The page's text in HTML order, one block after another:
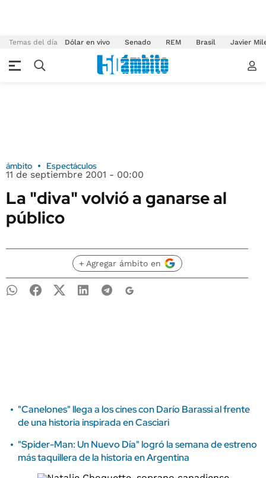
Temas del día Dólar en vivo Senado REM Brasil Javier
ámbito Espectáculos
11 de septiembre 2001 - 00:00
La "diva" volvió a ganarse al
público
+ Agregar ámbito en
"Canelones" llega a los cines con Darío Barassi al frente
de una historia inspirada en Casciari
"Spider-Man: Un Nuevo Día" logró la semana de estreno
más taquillera de la historia en Argentina